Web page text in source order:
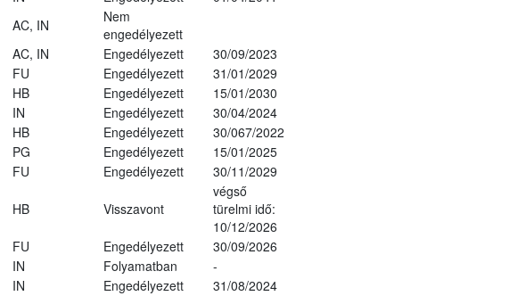
AC, IN
Nem
engedélyezett
AC, IN Engedélyezett
30/09/2023
FU Engedélyezett
31/01/2029
HB Engedélyezett
15/01/2030
IN Engedélyezett
30/04/2024
HB Engedélyezett
30/067/2022
PG Engedélyezett
15/01/2025
FU Engedélyezett 30/11/2029
HB Visszavont
végső
türelmi idő:
10/12/2026
FU Engedélyezett
30/09/2026
IN Folyamatban
-
IN Engedélyezett
31/08/2024